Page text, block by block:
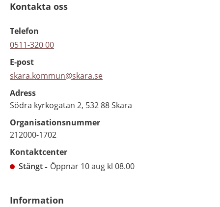
Kontakta oss
Telefon
0511-320 00
E-post
skara.kommun@skara.se
Adress
Södra kyrkogatan 2, 532 88 Skara
Organisationsnummer
212000-1702
Kontaktcenter
Stängt
Öppnar 10 aug kl 08.00
Information